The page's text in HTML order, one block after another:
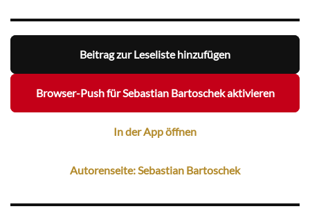
Beitrag zur Leseliste hinzufügen
Browser-Push für Sebastian Bartoschek aktivieren
In der App öffnen
Autorenseite: Sebastian Bartoschek